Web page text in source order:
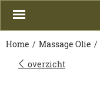
Home / Massage Olie /
overzicht